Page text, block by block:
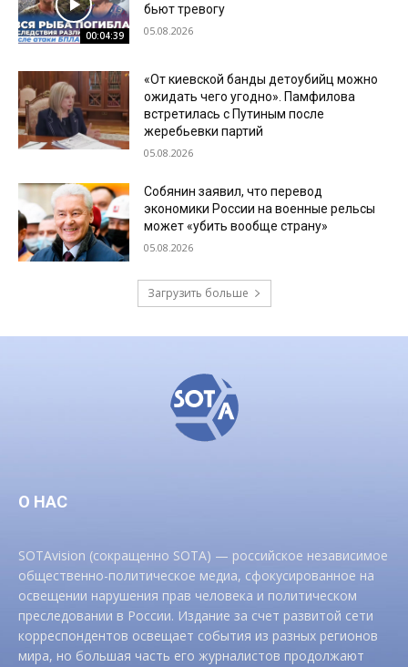
00:04:39
бьют тревогу
05.08.2026
«От киевской банды детоубийц можно
ожидать чего угодно». Памфилова
встретилась с Путиным после
жеребьевки партий
05.08.2026
Собянин заявил, что перевод
экономики России на военные рельсы
может «убить вообще страну»
05.08.2026
Загрузить больше
О НАС
SOTAvision (сокращенно SOTA) — российское независимое
общественно-политическое медиа, сфокусированное на
освещении нарушения прав человека и политическом
преследовании в России. Издание за счет развитой сети
корреспондентов освещает события из разных регионов
мира, но большая часть его журналистов продолжают